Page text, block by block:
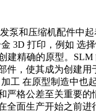
泵和压缩机配件中起
3D 打印 ，例如 选
建精确的原型。
件，使其成为创建用
工 在原型制造中也
严格公差至关重要的
全面生产开始之前进